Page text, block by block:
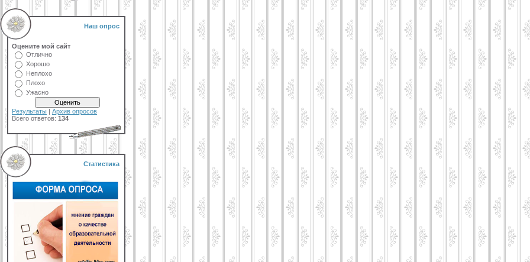
Наш опрос
Оцените мой сайт
Отлично
Хорошо
Неплохо
Плохо
Ужасно
Результаты | Архив опросов
Всего ответов: 134
Статистика